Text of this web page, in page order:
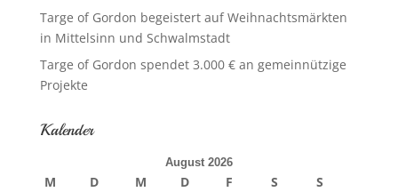
Targe of Gordon begeistert auf Weihnachtsmärkten
in Mittelsinn und Schwalmstadt
Targe of Gordon spendet 3.000 € an gemeinnützige
Projekte
Kalender
August 2026
M D M D F S
S